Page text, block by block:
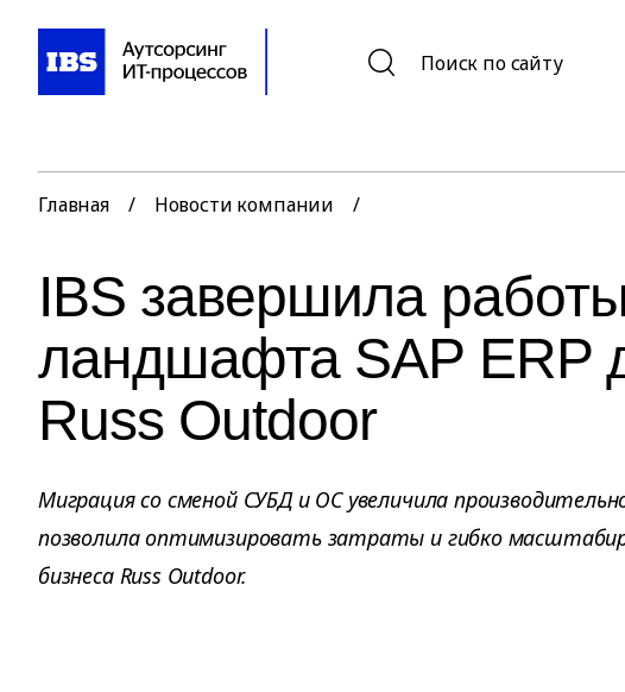
Поиск по сайту
Главная / Новости компании /
IBS завершила
ландшафта SAP ERP
Russ Outdoor
Миграция со сменой СУБД и ОС увеличила
позволила оптимизировать затраты и гибко
бизнеса Russ Outdoor.